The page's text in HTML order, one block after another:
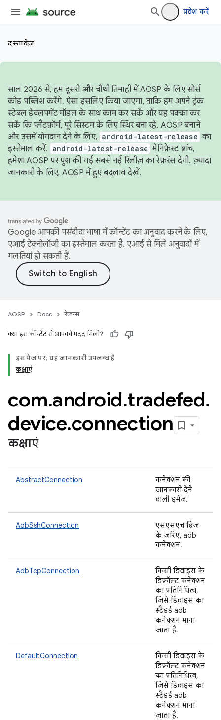
प्रवेश करें
दस्तावेज़
साल 2026 से, हम दूसरी और चौथी तिमाही में AOSP के लिए सोर्स
कोड पब्लिश करेंगे. ऐसा इसलिए किया जाएगा, ताकि हम अपने ट्रंक
स्टेबल डेवलपमेंट मॉडल के साथ काम कर सकें और यह पक्का कर
सकें कि प्लैटफ़ॉर्म, पूरे सिस्टम के लिए स्थिर बना रहे. AOSP बनाने
और उसमें योगदान देने के लिए, android-latest-release का
इस्तेमाल करें.
android-latest-release मेनिफ़ेस्ट ब्रांच,
हमेशा AOSP पर पुश की गई सबसे नई रिलीज़ का रेफ़रंस देगी. ज़्यादा
जानकारी के लिए, AOSP में हुए बदलावदेखें.
Google आपकी पसंदीदा भाषा में कॉन्टेंट का अनुवाद करने के लिए,
एआई टेक्नोलॉजी का इस्तेमाल करता है. एआई से मिले अनुवादों में
गलतियां हो सकती हैं.
AOSP Docs रेफ़रंस
क्या इस कॉन्टेंट से आपको मदद मिली?
इस पेज पर, यह जानकारी उपलब्ध है
कक्षाएं
com.android.tradefed.
device.connection
कक्षाएं
AbstractConnection
कनेक्शन की
जानकारी देने
वाली इमेज.
AdbSshConnection
एसएसएच ब्रिज
के ज़रिए, adb
कनेक्शन.
AdbTcpConnection
किसी डिवाइस के
डिफ़ॉल्ट कनेक्शन
का प्रतिनिधित्व,
जिसे डिवाइस का
स्टैंडर्ड adb
कनेक्शन माना
जाता है.
DefaultConnection
किसी डिवाइस के
डिफ़ॉल्ट कनेक्शन
का प्रतिनिधित्व,
जिसे डिवाइस का
स्टैंडर्ड adb
कनेक्शन माना
जाता है.